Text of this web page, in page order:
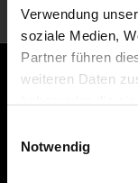
Verwendung
soziale Medien,
Partner führen
weiteren Daten
Cookies, wenn
Notwendig